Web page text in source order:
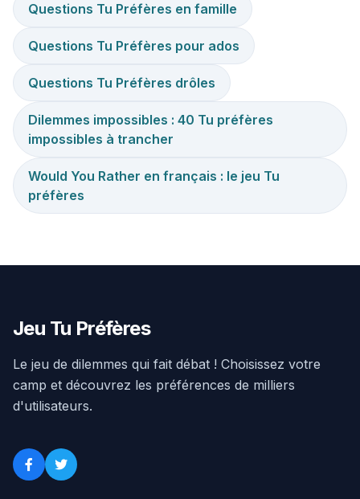
Questions Tu Préfères en famille
Questions Tu Préfères pour ados
Questions Tu Préfères drôles
Dilemmes impossibles : 40 Tu préfères
impossibles à trancher
Would You Rather en français : le jeu Tu
préfères
Jeu Tu Préfères
Le jeu de dilemmes qui fait débat ! Choisissez votre
camp et découvrez les préférences de milliers
d'utilisateurs.